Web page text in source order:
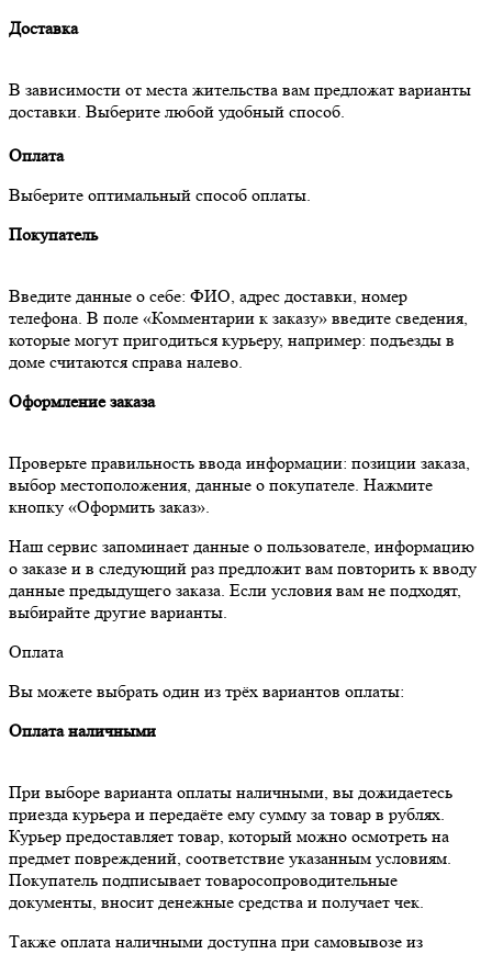
Доставка
В зависимости от места жительства вам предложат варианты
доставки. Выберите любой удобный способ.
Оплата
Выберите оптимальный способ оплаты.
Покупатель
Введите данные о себе: ФИО, адрес доставки, номер
телефона. В поле «Комментарии к заказу» введите сведения,
которые могут пригодиться курьеру, например: подъезды в
доме считаются справа налево.
Оформление заказа
Проверьте правильность ввода информации: позиции заказа,
выбор местоположения, данные о покупателе. Нажмите
кнопку «Оформить заказ».
Наш сервис запоминает данные о пользователе, информацию
о заказе и в следующий раз предложит вам повторить к вводу
данные предыдущего заказа. Если условия вам не подходят,
выбирайте другие варианты.
Оплата
Вы можете выбрать один из трёх вариантов оплаты:
Оплата наличными
При выборе варианта оплаты наличными, вы дожидаетесь
приезда курьера и передаёте ему сумму за товар в рублях.
Курьер предоставляет товар, который можно осмотреть на
предмет повреждений, соответствие указанным условиям.
Покупатель подписывает товаросопроводительные
документы, вносит денежные средства и получает чек.
Также оплата наличными доступна при самовывозе из